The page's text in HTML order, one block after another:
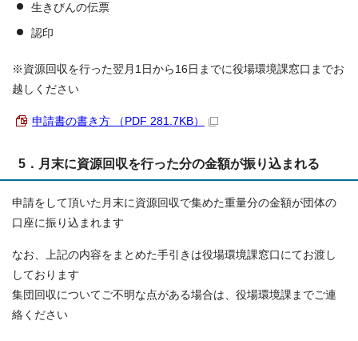
生きびんの伝票
認印
※資源回収を行った翌月1日から16日までに役場環境課窓口までお
越しください
申請書の書き方 （PDF 281.7KB）
5．月末に資源回収を行った分の金額が振り込まれる
申請をして頂いた月末に資源回収で集めた重量分の金額が団体の
口座に振り込まれます
なお、上記の内容をまとめた手引きは役場環境課窓口にてお渡し
しております
集団回収についてご不明な点がある場合は、役場環境課までご連
絡ください